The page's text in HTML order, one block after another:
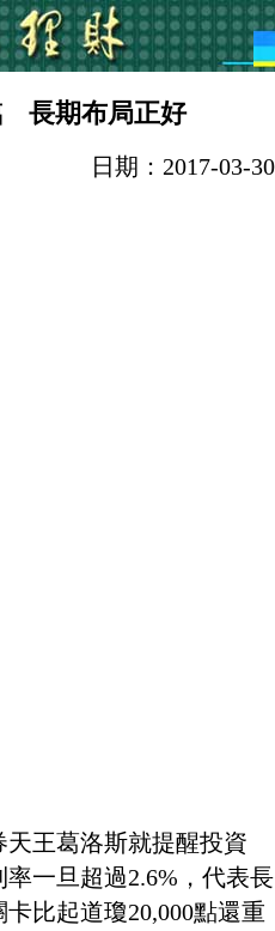
長期布局正好
日期：2017-03-30
王葛洛斯就提醒投資
一旦超過2.6%，代表長
比起道瓊20,000點還重